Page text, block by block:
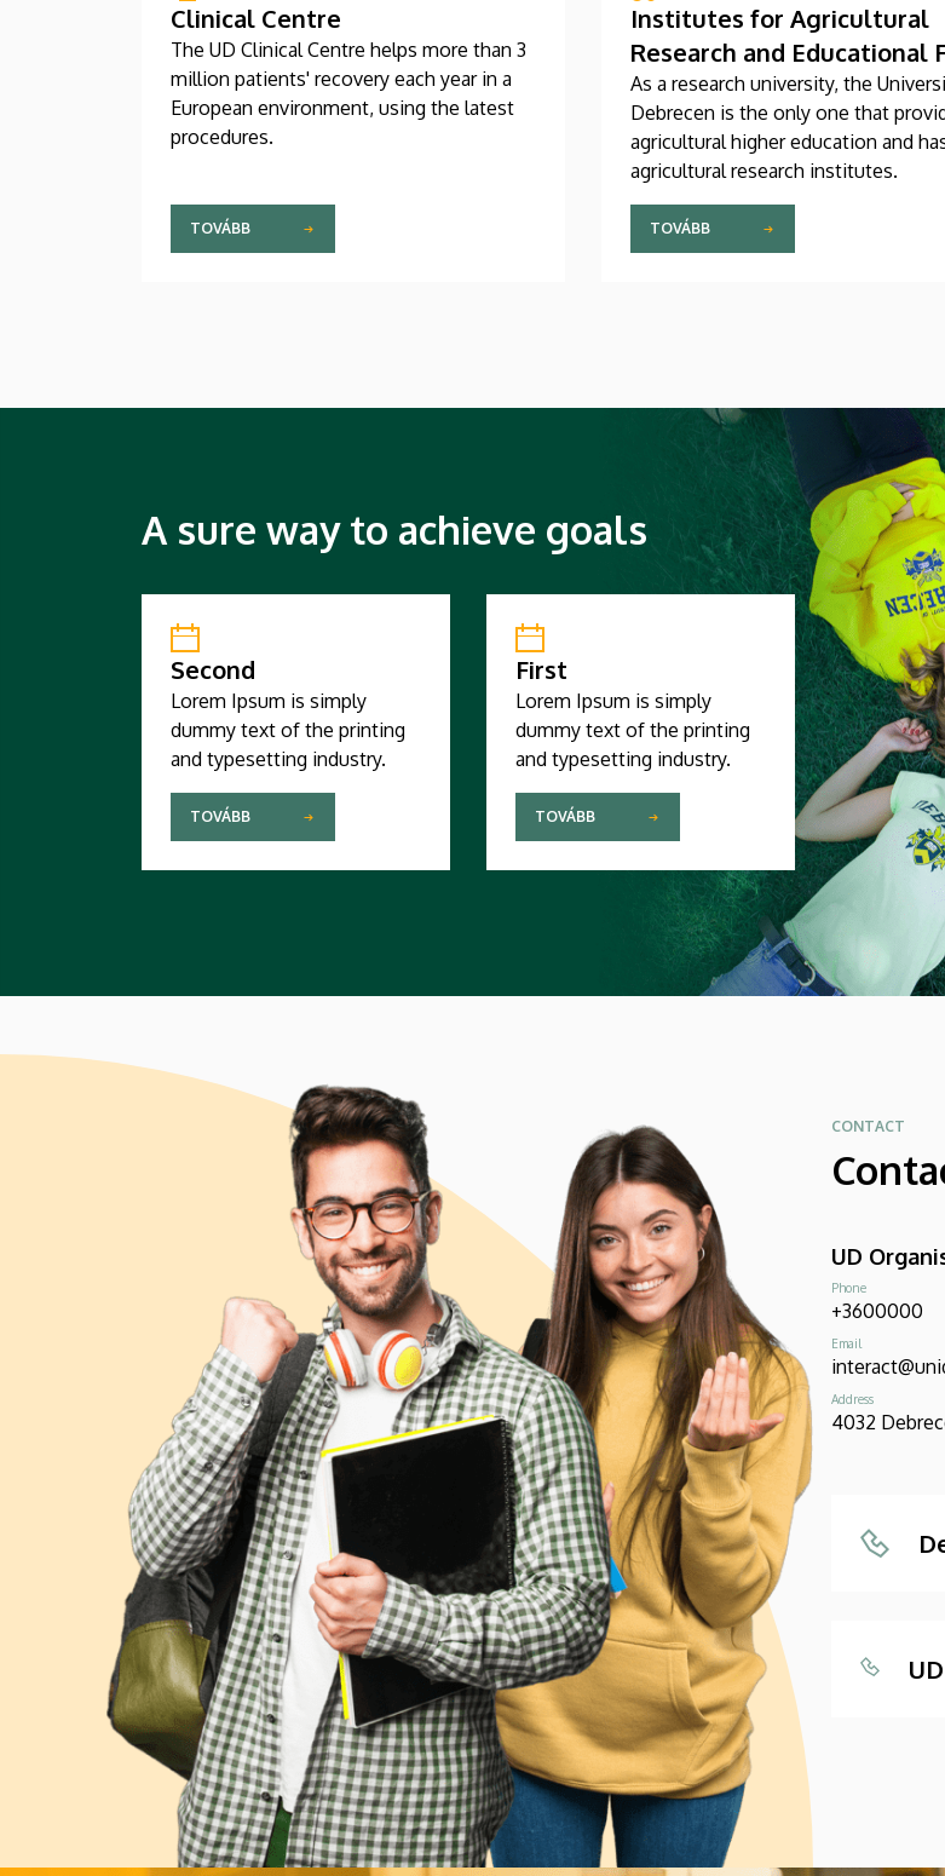
Clinical Centre
The UD Clinical Centre helps more than 3
million patients' recovery each year in a
European environment, using the latest
procedures.
TOVÁBB
Institutes for Agricultural
Research and Educational
As a research university, the
Debrecen is the only one that
agricultural higher education and
agricultural research institutes.
TOVÁBB
A sure way to achieve goals
Second
Lorem Ipsum is simply
dummy text of the printing
and typesetting industry.
TOVÁBB
First
Lorem Ipsum is simply
dummy text of the printing
and typesetting industry.
TOVÁBB
CONTACT
UD
Phone
+3600000
Email
Address
4032